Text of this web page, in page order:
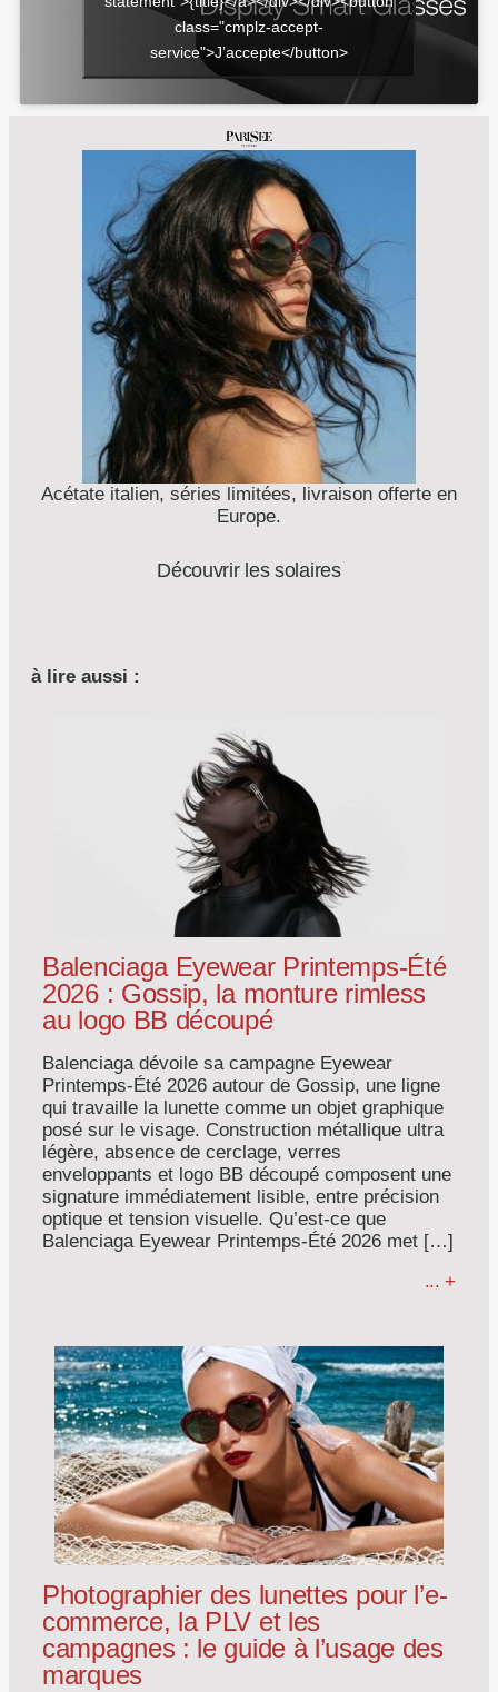
class="cmplz-accept-
service">J’accepte</button>
Acétate italien, séries limitées, livraison offerte en
Europe.
Découvrir les solaires
à lire aussi :
Balenciaga Eyewear Printemps-Été
2026 : Gossip, la monture rimless
au logo BB découpé
Balenciaga dévoile sa campagne Eyewear
Printemps-Été 2026 autour de Gossip, une ligne
qui travaille la lunette comme un objet graphique
posé sur le visage. Construction métallique ultra
légère, absence de cerclage, verres
enveloppants et logo BB découpé composent une
signature immédiatement lisible, entre précision
optique et tension visuelle. Qu’est-ce que
Balenciaga Eyewear Printemps-Été 2026 met […]
... +
Photographier des lunettes pour l’e-
commerce, la PLV et les
campagnes : le guide à l’usage des
marques